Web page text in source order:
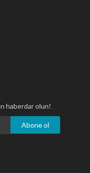
haberdar olun!
Abone ol